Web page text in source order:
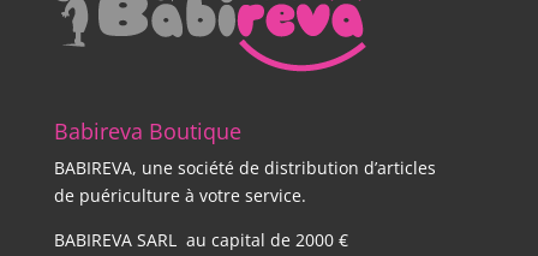
Babireva Boutique
BABIREVA, une société de distribution d’articles
de puériculture à votre service.
BABIREVA SARL au capital de 2000 €